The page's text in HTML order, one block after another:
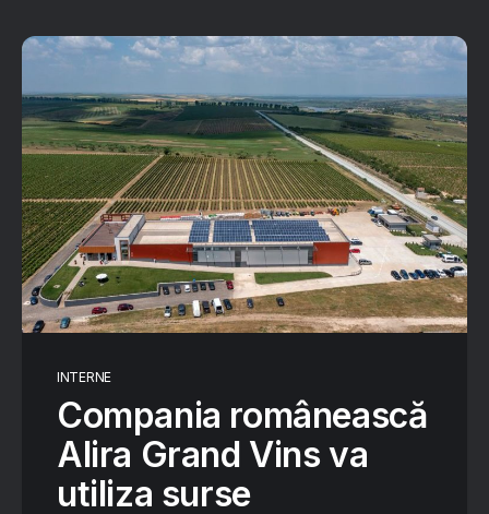
INTERNE
Compania românească
Alira Grand Vins va
utiliza surse